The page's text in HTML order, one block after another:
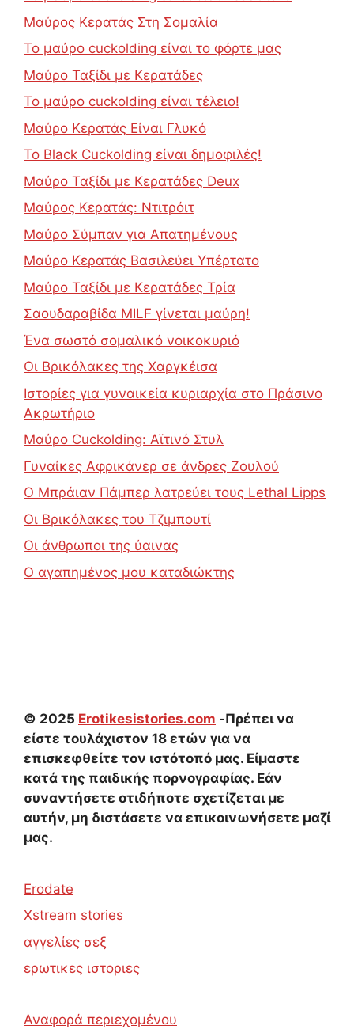
Μαύρος Κερατάς Στη Σομαλία
Το μαύρο cuckolding είναι το φόρτε μας
Μαύρο Ταξίδι με Κερατάδες
Το μαύρο cuckolding είναι τέλειο!
Μαύρο Κερατάς Είναι Γλυκό
Το Black Cuckolding είναι δημοφιλές!
Μαύρο Ταξίδι με Κερατάδες Deux
Μαύρος Κερατάς: Ντιτρόιτ
Μαύρο Σύμπαν για Απατημένους
Μαύρο Κερατάς Βασιλεύει Υπέρτατο
Μαύρο Ταξίδι με Κερατάδες Τρία
Σαουδαραβίδα MILF γίνεται μαύρη!
Ένα σωστό σομαλικό νοικοκυριό
Οι Βρικόλακες της Χαργκέισα
Ιστορίες για γυναικεία κυριαρχία στο Πράσινο
Ακρωτήριο
Μαύρο Cuckolding: Αϊτινό Στυλ
Γυναίκες Αφρικάνερ σε άνδρες Ζουλού
Ο Μπράιαν Πάμπερ λατρεύει τους Lethal Lipps
Οι Βρικόλακες του Τζιμπουτί
Οι άνθρωποι της ύαινας
Ο αγαπημένος μου καταδιώκτης
© 2025 Erotikesistories.com -Πρέπει να
είστε τουλάχιστον 18 ετών για να
επισκεφθείτε τον ιστότοπό μας. Είμαστε
κατά της παιδικής πορνογραφίας. Εάν
συναντήσετε οτιδήποτε σχετίζεται με
αυτήν, μη διστάσετε να επικοινωνήσετε μαζί
μας.
Erodate
Xstream stories
αγγελίες σεξ
ερωτικες ιστοριες
Αναφορά περιεχομένου